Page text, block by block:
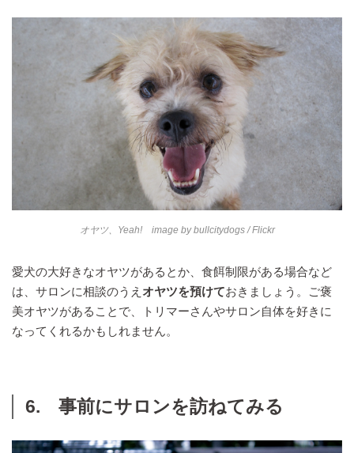
オヤツ、Yeah! image bybullcitydogs/ Flickr
愛犬の大好きなオヤツがあるとか、食餌制限がある場合など
は、サロンに相談のうえ オヤツを預けておきましょう。ご褒
美オヤツがあることで、トリマーさんやサロン自体を好きに
なってくれるかもしれません。
6. 事前にサロンを訪ねてみる